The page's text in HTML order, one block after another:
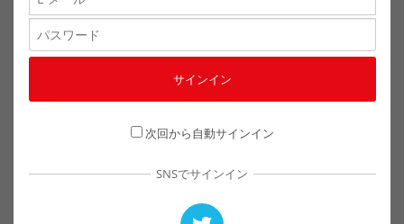
次回から自動サインイン
SNSでサインイン